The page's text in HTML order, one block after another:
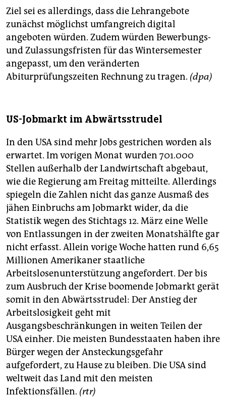
Ziel sei es allerdings, dass die Lehrangebote
zunächst möglichst umfangreich digital
angeboten würden. Zudem würden Bewerbungs-
und Zulassungsfristen für das Wintersemester
angepasst, um den veränderten
Abiturprüfungszeiten Rechnung zu tragen. (dpa)
US-Jobmarkt im Abwärtsstrudel
In den USA sind mehr Jobs gestrichen worden als
erwartet. Im vorigen Monat wurden 701.000
Stellen außerhalb der Landwirtschaft abgebaut,
wie die Regierung am Freitag mitteilte. Allerdings
spiegeln die Zahlen nicht das ganze Ausmaß des
jähen Einbruchs am Jobmarkt wider, da die
Statistik wegen des Stichtags 12. März eine Welle
von Entlassungen in der zweiten Monatshälfte gar
nicht erfasst. Allein vorige Woche hatten rund 6,65
Millionen Amerikaner staatliche
Arbeitslosenunterstützung angefordert. Der bis
zum Ausbruch der Krise boomende Jobmarkt gerät
somit in den Abwärtsstrudel: Der Anstieg der
Arbeitslosigkeit geht mit
Ausgangsbeschränkungen in weiten Teilen der
USA einher. Die meisten Bundesstaaten haben ihre
Bürger wegen der Ansteckungsgefahr
aufgefordert, zu Hause zu bleiben. Die USA sind
weltweit das Land mit den meisten
Infektionsfällen. (rtr)